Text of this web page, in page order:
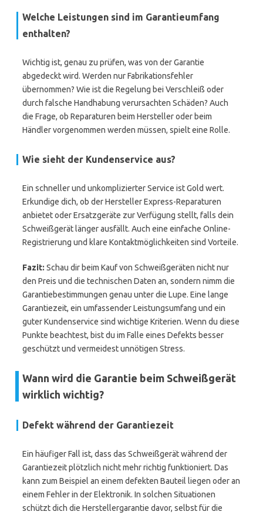
Welche Leistungen sind im Garantieumfang
enthalten?
Wichtig ist, genau zu prüfen, was von der Garantie
abgedeckt wird. Werden nur Fabrikationsfehler
übernommen? Wie ist die Regelung bei Verschleiß oder
durch falsche Handhabung verursachten Schäden? Auch
die Frage, ob Reparaturen beim Hersteller oder beim
Händler vorgenommen werden müssen, spielt eine Rolle.
Wie sieht der Kundenservice aus?
Ein schneller und unkomplizierter Service ist Gold wert.
Erkundige dich, ob der Hersteller Express-Reparaturen
anbietet oder Ersatzgeräte zur Verfügung stellt, falls dein
Schweißgerät länger ausfällt. Auch eine einfache Online-
Registrierung und klare Kontaktmöglichkeiten sind Vorteile.
Fazit: Schau dir beim Kauf von Schweißgeräten nicht nur
den Preis und die technischen Daten an, sondern nimm die
Garantiebestimmungen genau unter die Lupe. Eine lange
Garantiezeit, ein umfassender Leistungsumfang und ein
guter Kundenservice sind wichtige Kriterien. Wenn du diese
Punkte beachtest, bist du im Falle eines Defekts besser
geschützt und vermeidest unnötigen Stress.
Wann wird die Garantie beim Schweißgerät
wirklich wichtig?
Defekt während der Garantiezeit
Ein häufiger Fall ist, dass das Schweißgerät während der
Garantiezeit plötzlich nicht mehr richtig funktioniert. Das
kann zum Beispiel an einem defekten Bauteil liegen oder an
einem Fehler in der Elektronik. In solchen Situationen
schützt dich die Herstellergarantie davor, selbst für die